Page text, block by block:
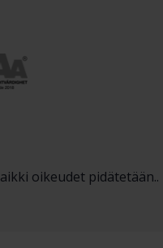
oikeudet pidätetään..